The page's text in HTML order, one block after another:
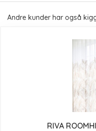
Andre kunder har også
RIVA